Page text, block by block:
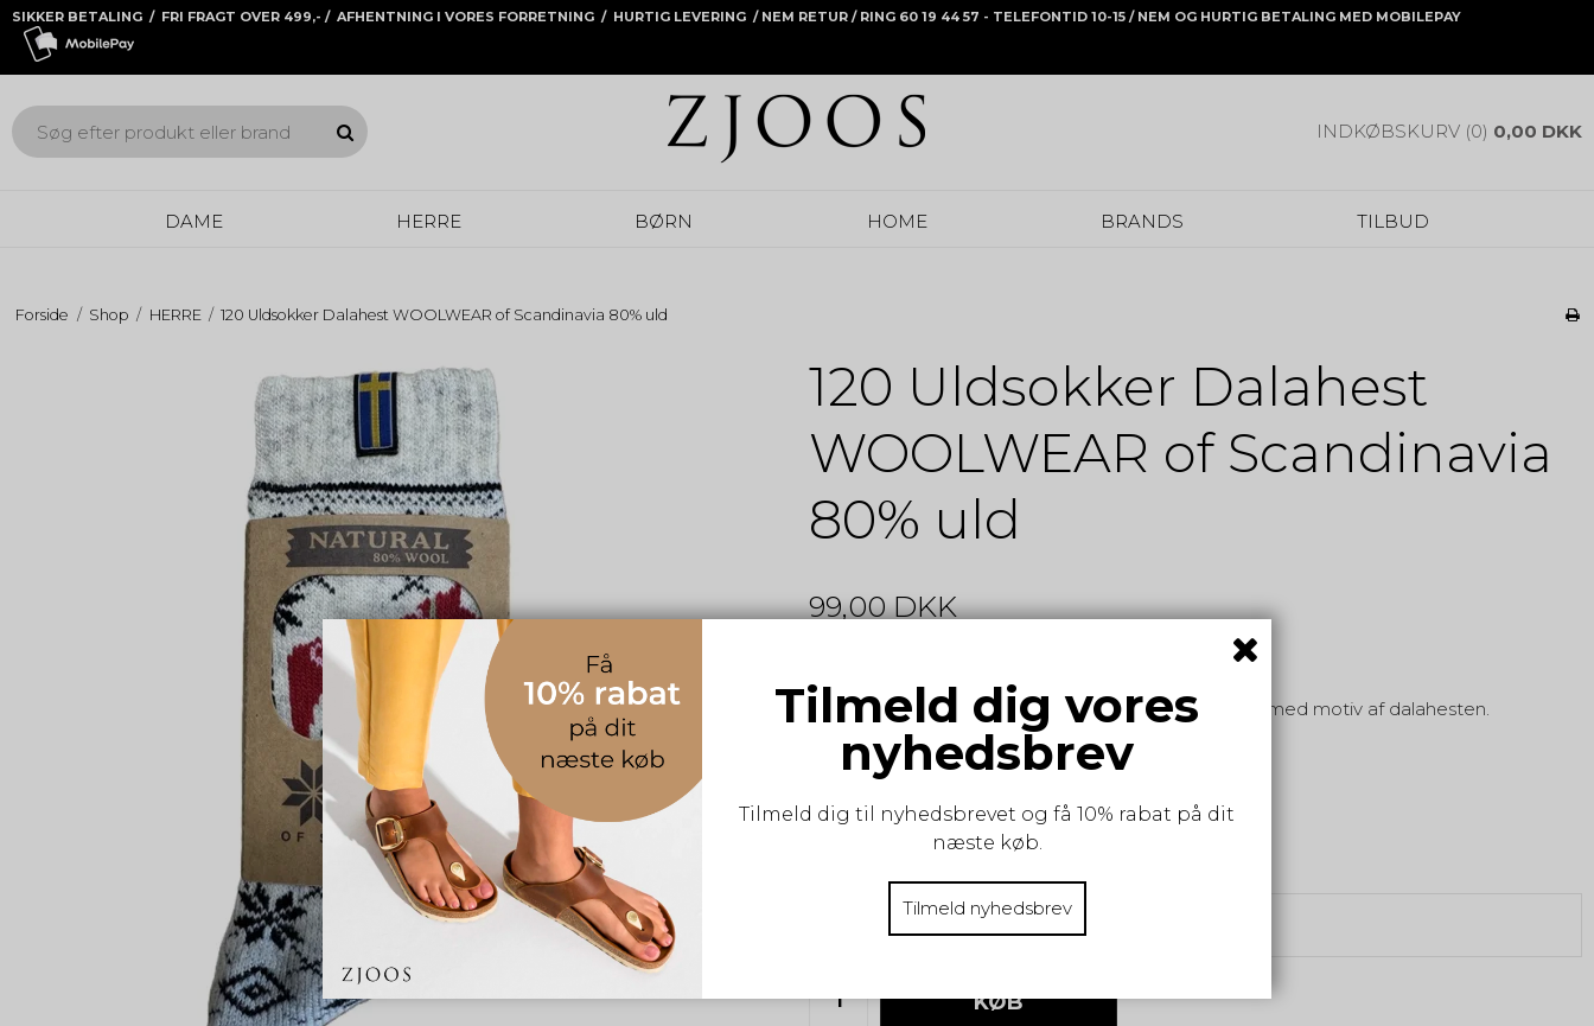
SIKKER BETALING / FRI FRAGT OVER 499,- / AFHENTNING I VORES FORRETNING / HURTIG LEVERING / NEM RETUR / RING 60 19 44 57 - TELEFONTID 10-15 / NEM OG HURTIG BETALING MED MOBILEPAY
INDKØBSKURV (0) 0,00 DKK
DAME HERRE BØRN HOME BRANDS TILBUD
Forside / Shop / HERRE / 120 Uldsokker Dalahest WOOLWEAR of Scandinavia 80% uld
120 Uldsokker Dalahest
WOOLWEAR of Scandinavia
80% uld
99,00 DKK
Uldne Ragsokker i topklasse af 80% blødt kamgarn, med motiv af dalahesten.
Ragsokkerne har lille svensk flag.
S-M-L:
Str. 43-46
Vælg størrelse
KØB
Tilmeld dig vores
nyhedsbrev
Tilmeld dig til nyhedsbrevet og få 10% rabat på dit
næste køb.
Tilmeld nyhedsbrev